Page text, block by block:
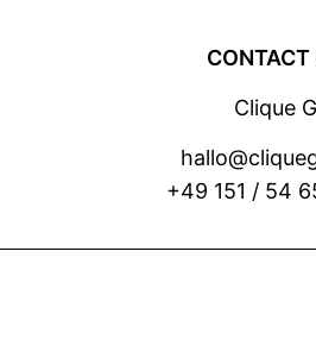
CONTACT
Clique G
+49 151 / 54